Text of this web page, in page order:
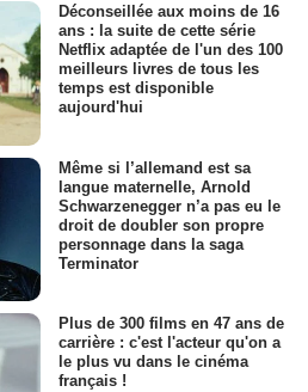
Déconseillée aux moins de 16
ans : la suite de cette série
Netflix adaptée de l'un des 100
meilleurs livres de tous les
temps est disponible
aujourd'hui
Même si l’allemand est sa
langue maternelle, Arnold
Schwarzenegger n’a pas eu le
droit de doubler son propre
personnage dans la saga
Terminator
Plus de 300 films en 47 ans de
carrière : c'est l'acteur qu'on a
le plus vu dans le cinéma
français !